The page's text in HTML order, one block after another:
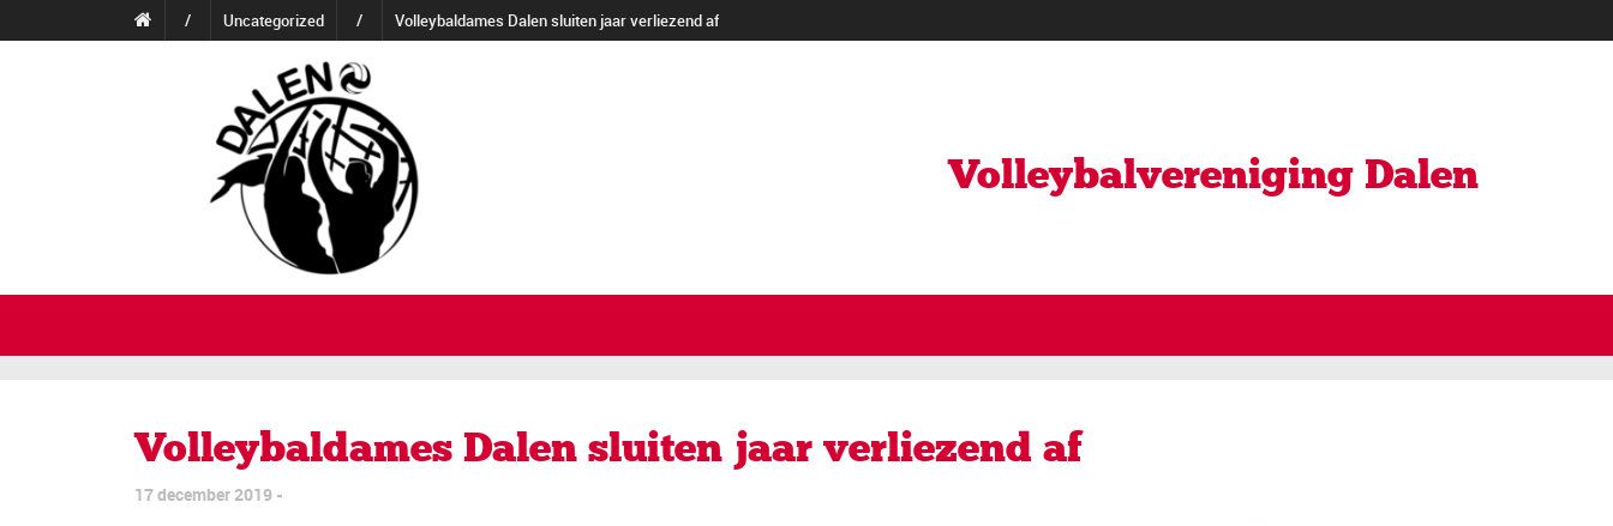
/ Uncategorized / Volleybaldames Dalen sluiten jaar verliezend af
Volleybalvereniging Dalen
Volleybaldames Dalen sluiten jaar verliezend af
17 december 2019